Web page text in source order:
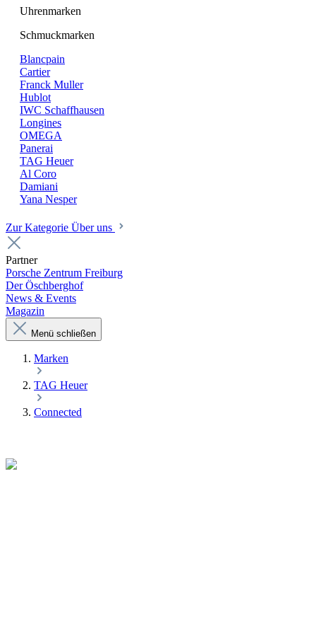
Uhrenmarken
Schmuckmarken
Blancpain
Cartier
Franck Muller
Hublot
IWC Schaffhausen
Longines
OMEGA
Panerai
TAG Heuer
Al Coro
Damiani
Yana Nesper
Zur Kategorie Über uns
Partner
Porsche Zentrum Freiburg
Der Öschberghof
News & Events
Magazin
Menü schließen
Marken
TAG Heuer
Connected